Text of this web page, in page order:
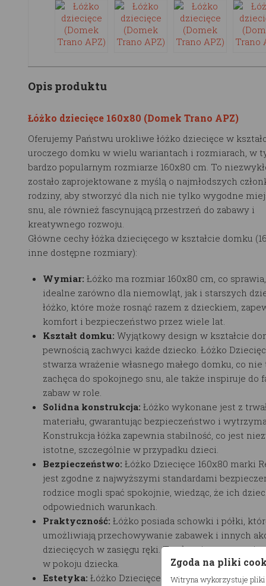
Opis produktu
Łóżko dziecięce 160x80 (Domek Trano APZ)
Oferujemy Państwu urokliwe łóżko dziecięce w
uroczego domku w wielu wariantach i rozmiarach, w
bardzo popularnym rozmiarze 160x80 cm. To
zostało zaprojektowane z myślą o najmłodszych
rodziny, aby stworzyć dla nich nie tylko wygodne
snu, ale również fascynującą przestrzeń do zabawy i
kreatywnego rozwoju.
Główne cechy łóżka dziecięcego w kształcie domku
inne dostępne rozmiary):
Wymiar: Łóżko ma rozmiar 160x80 cm, co
idealne zarówno dla niemowląt, jak i starszych
łóżko, które może rosnąć razem z dzieckiem,
komfort i bezpieczeństwo przez wiele lat.
Kształt domku: Wyjątkowy design w kształcie
pewnością zachwyci każde dziecko. Łóżko
stwarza wrażenie własnego małego domku, co
zachęca do spokojnego snu, ale także inspiruje do
zabaw w role.
Solidna konstrukcja: Łóżko wykonane jest z
materiału, gwarantując bezpieczeństwo i
Konstrukcja łóżka zapewnia stabilność, co jest
istotne, szczególnie w przypadku dzieci.
Bezpieczeństwo: Łóżko Dziecięce 160x80 marki
jest zgodne z najwyższymi standardami
rodzice mogli spać spokojnie, wiedząc, że ich
odpowiednich warunkach.
Praktyczność: Łóżko posiada schowki i półki,
umożliwiają przechowywanie zabawek i innych
dziecięcych w zasięgu ręki. To ułatwia utrzymanie
w pokoju dziecka.
Estetyka: Łóżko Dziecięce 160x80 jest nie tylko
Zgoda na pliki
Witryna wykorzystuje pliki